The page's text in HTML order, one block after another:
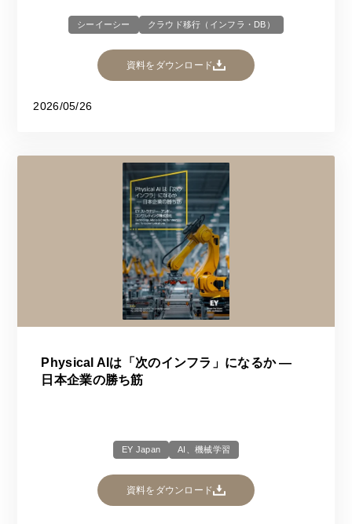
シーイーシー クラウド移行（インフラ・DB）
資料をダウンロード
2026/05/26
Physical AIは「次のインフラ」になるか ―
日本企業の勝ち筋
EY Japan AI、機械学習
資料をダウンロード